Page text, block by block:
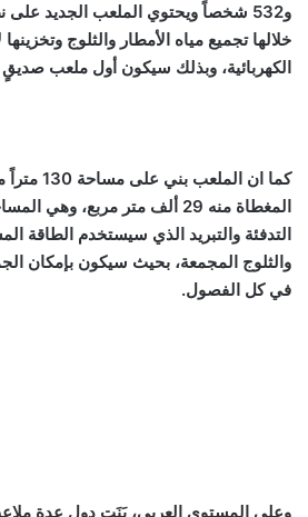
و532 شخصاً ويحتوي الملعب الجديد
خلالها تجميع مياه الأمطار والثلوج
الكهربائية، وبذلك سيكون أول ملعب صديقٍ
كما ان
المغطاة منه 29 ألف متر مربع،
التدفئة والتبريد الذي سيستخدم الطاقة
والثلوج المجمعة، بحيث سيكون بإمكان
في كل الفصول.
وعلى المستوى العربي، بَنَت دول عدة